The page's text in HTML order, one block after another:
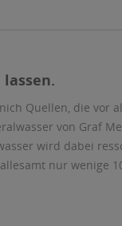
Quellen, die vor
von Graf
wird dabei
nur wenige